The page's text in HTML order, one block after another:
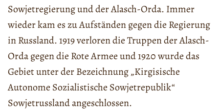
Sowjetregierung und der Alasch-Orda. Immer
wieder kam es zu Aufständen gegen die Regierung
in Russland. 1919 verloren die Truppen der Alasch-
Orda gegen die Rote Armee und 1920 wurde das
Gebiet unter der Bezeichnung „Kirgisische
Autonome Sozialistische Sowjetrepublik“
Sowjetrussland angeschlossen.